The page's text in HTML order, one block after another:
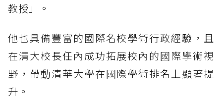
教授」。
他也具備豐富的國際名校學術行政經驗，且
在清大校長任內成功拓展校內的國際學術視
野，帶動清華大學在國際學術排名上顯著提
升。